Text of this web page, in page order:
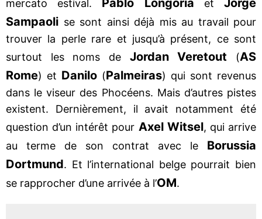
mercato estival.
et
Sampaoli se sont ainsi déjà mis au travail pour
trouver la perle rare et jusqu’à présent, ce sont
surtout les noms de Jordan Veretout (AS
Rome) et Danilo (Palmeiras) qui sont revenus
dans le viseur des Phocéens. Mais d’autres pistes
existent. Dernièrement, il avait notamment été
question d’un intérêt pour Axel Witsel, qui arrive
au terme de son contrat avec le Borussia
Dortmund. Et l’international belge pourrait bien
se rapprocher d’une arrivée à l’OM.